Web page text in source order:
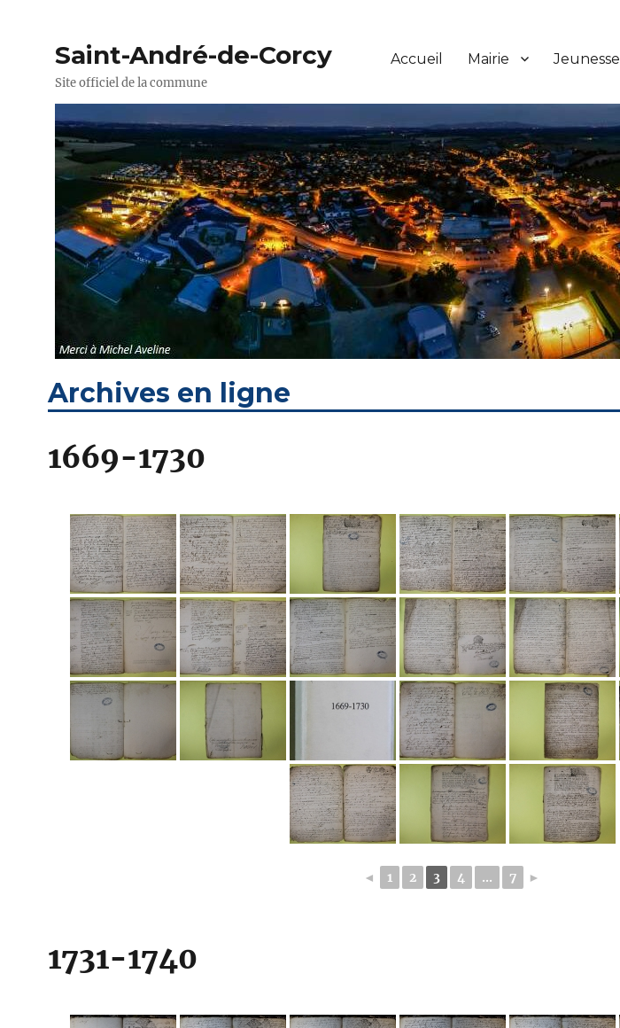
Saint-André-de-Corcy
Site officiel de la commune
Accueil Mairie Jeunesse
Archives en ligne
1669-1730
◄ 1 2 3 4 ... 7 ►
1731-1740